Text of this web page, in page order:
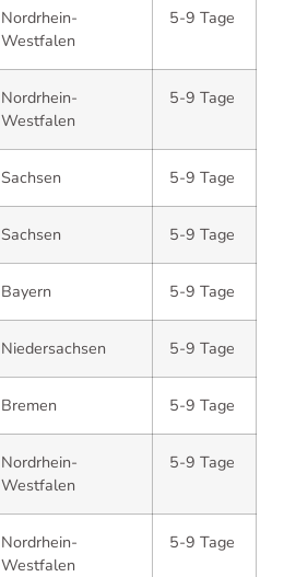
Nordrhein-
Westfalen
5-9 Tage
Nordrhein-
Westfalen
5-9 Tage
Sachsen 5-9 Tage
Sachsen 5-9 Tage
Bayern 5-9 Tage
Niedersachsen 5-9 Tage
Bremen 5-9 Tage
Nordrhein-
Westfalen
5-9 Tage
Nordrhein-
Westfalen
5-9 Tage